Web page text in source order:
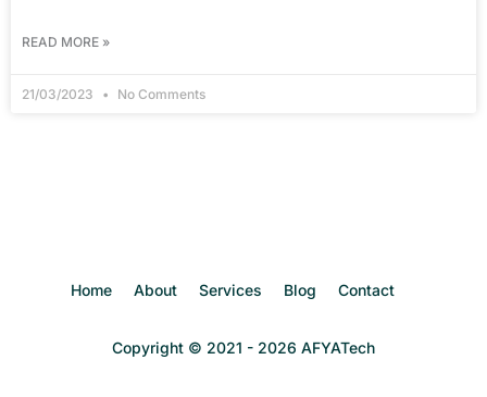
READ MORE »
21/03/2023 No Comments
Home About Services Blog Contact
Copyright © 2021 - 2026 AFYATech